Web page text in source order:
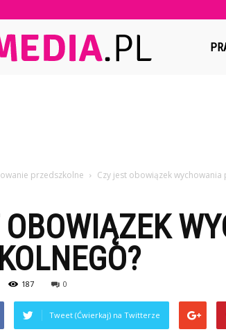
Copymedia.pl
przedszkolne Czy jest obowiązek
187 0
Tweet (Ćwierkaj) na Twitterze